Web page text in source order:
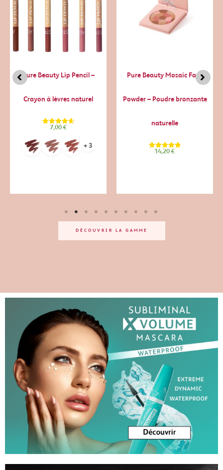
Pure Beauty Lip Pencil –
Crayon à lèvres naturel
Note
sur 5
7,00€
+ 3
Pure Beauty Mosaic Face
Powder – Poudre bronzante
naturelle
Note
14,20€
DÉCOUVRIR LA GAMME